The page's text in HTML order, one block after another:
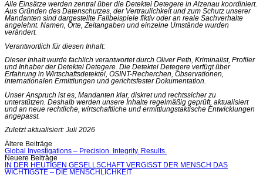
Alle Einsätze werden zentral über die Detektei Detegere in Alzenau koordiniert.
Aus Gründen des Datenschutzes, der Vertraulichkeit und zum Schutz unserer
Mandanten sind dargestellte Fallbeispiele fiktiv oder an reale Sachverhalte
angelehnt. Namen, Orte, Zeitangaben und einzelne Umstände wurden
verändert.
Verantwortlich für diesen Inhalt:
Dieser Inhalt wurde fachlich verantwortet durch Oliver Peth, Kriminalist, Profiler
und Inhaber der Detektei Detegere. Die Detektei Detegere verfügt über
Erfahrung in Wirtschaftsdetektei, OSINT-Recherchen, Observationen,
internationalen Ermittlungen und gerichtsfester Dokumentation.
Unser Anspruch ist es, Mandanten klar, diskret und rechtssicher zu
unterstützen. Deshalb werden unsere Inhalte regelmäßig geprüft, aktualisiert
und an neue rechtliche, wirtschaftliche und ermittlungstaktische Entwicklungen
angepasst.
Zuletzt aktualisiert: Juli 2026
Beitragsnavigation
Ältere Beiträge
Global Investigations – Precision. Integrity. Results.
Neuere Beiträge
IN DER HEUTIGEN GESELLSCHAFT VERGISST DER MENSCH DAS
WICHTIGSTE – DIE MENSCHLICHKEIT